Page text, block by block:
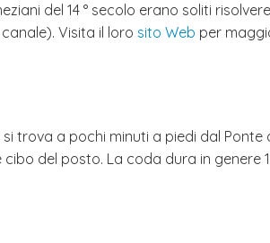
del 14 ° secolo erano soliti
Visita il loro sito Web per
a pochi minuti a piedi dal Ponte
del posto. La coda dura in genere